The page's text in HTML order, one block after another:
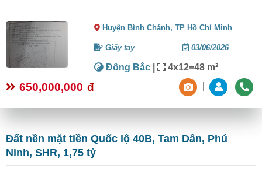
Huyện Bình Chánh,TP Hồ Chí Minh
Giấy tay 03/06/2026
Đông Bắc | 4x12=48 m²
650,000,000 đ
Đất nền mặt tiền Quốc lộ 40B, Tam Dân, Phú
Ninh, SHR, 1,75 tỷ